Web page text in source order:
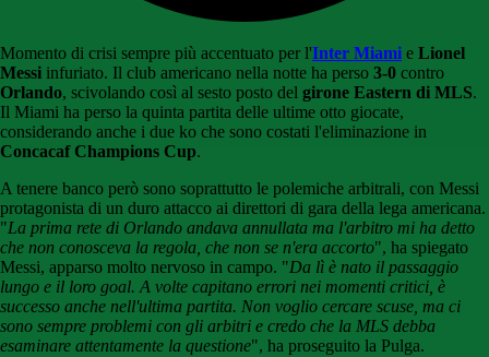
Momento di crisi sempre più accentuato per l'Inter Miami e Lionel
Messi infuriato. Il club americano nella notte ha perso 3-0 contro
Orlando, scivolando così al sesto posto del girone Eastern di MLS.
Il Miami ha perso la quinta partita delle ultime otto giocate,
considerando anche i due ko che sono costati l'eliminazione in
Concacaf Champions Cup.
A tenere banco però sono soprattutto le polemiche arbitrali, con Messi
protagonista di un duro attacco ai direttori di gara della lega americana.
"La prima rete di Orlando andava annullata ma l'arbitro mi ha detto
che non conosceva la regola, che non se n'era accorto", ha spiegato
Messi, apparso molto nervoso in campo. "Da lì è nato il passaggio
lungo e il loro goal. A volte capitano errori nei momenti critici, è
successo anche nell'ultima partita. Non voglio cercare scuse, ma ci
sono sempre problemi con gli arbitri e credo che la MLS debba
esaminare attentamente la questione", ha proseguito la Pulga.